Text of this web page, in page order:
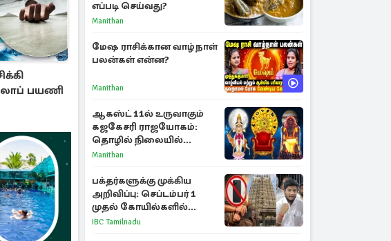
பயணி
எப்படி செய்வது?
Manithan
மேஷ ராசிக்கான வாழ்நாள்
பலன்கள் என்ன?
Manithan
ஆகஸ்ட் 11ல் உருவாகும்
கஜகேசரி ராஜயோகம்:
தொழில் நிலையில்
அதிர்ஷ்டம் பெறும் 3
Manithan
பக்தர்களுக்கு முக்கிய
அறிவிப்பு: செப்டம்பர் 1
முதல் கோயில்களில்
மொபைலுக்கு தடை!
IBC Tamilnadu